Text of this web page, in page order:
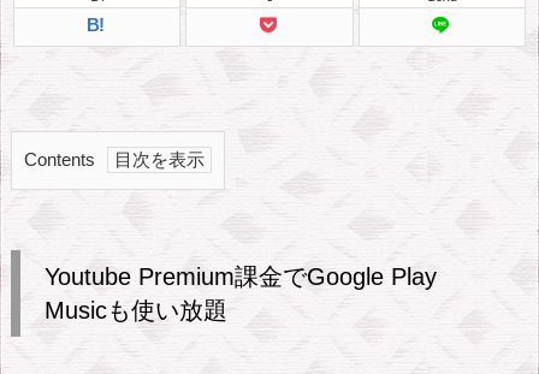
B!
Contents
1.
o
u
Youtube Premium課金でGoogle Play
Musicも使い放題